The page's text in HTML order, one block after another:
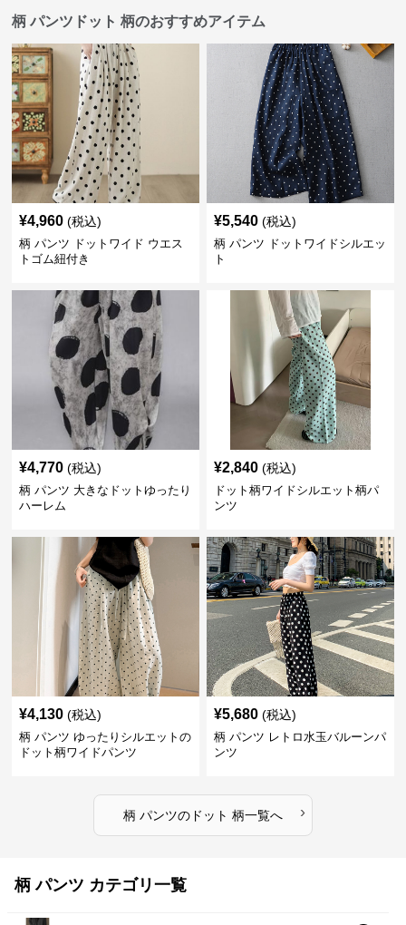
柄 パンツドット 柄のおすすめアイテム
¥4,960 (税込)
柄 パンツ ドットワイド ウエス
トゴム紐付き
¥5,540 (税込)
柄 パンツ ドットワイドシルエッ
ト
¥4,770 (税込)
柄 パンツ 大きなドットゆったり
ハーレム
¥2,840 (税込)
ドット柄ワイドシルエット柄パ
ンツ
¥4,130 (税込)
柄 パンツ ゆったりシルエットの
ドット柄ワイドパンツ
¥5,680 (税込)
柄 パンツ レトロ水玉バルーンパ
ンツ
柄 パンツのドット 柄一覧へ ›
柄 パンツ カテゴリ一覧